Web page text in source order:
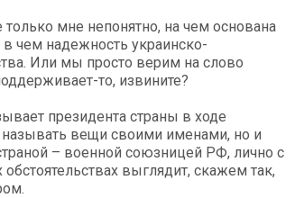
только мне непонятно, на чем основана
чем надежность украинско-
Или мы просто верим на слово
то, извините?
президента страны в ходе
вещи своими именами, но и
– военной союзницей РФ, лично с
выглядит, скажем так,